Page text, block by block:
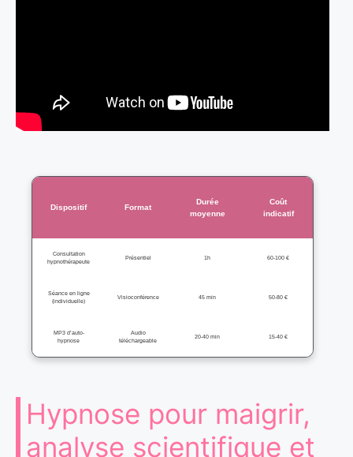
Dispositif Format
Durée
moyenne
Coût
indicatif
Consultation
hypnothérapeute
Présentiel 1h 60-100 €
Séance en ligne
(individuelle)
Visioconférence 45 min 50-80 €
MP3 d’auto-
hypnose
Audio
téléchargeable
20-40 min 15-40 €
Hypnose pour maigrir,
analyse scientifique et